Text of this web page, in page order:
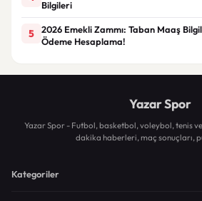
Bilgileri
5
2026 Emekli Zammı: Taban Maaş
Ödeme Hesaplama!
Yazar Spor
Yazar Spor - Futbol, basketbol, voleybol, tenis
dakika haberleri, maç sonuçları,
Kategoriler